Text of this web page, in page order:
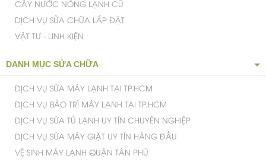
CÂY NƯỚC NÓNG LẠNH CŨ
DỊCH VỤ SỬA CHỮA LẮP ĐẶT
VẬT TƯ - LINH KIỆN
DANH MỤC SỬA CHỮA
DỊCH VỤ SỬA MÁY LẠNH TẠI TP.HCM
DỊCH VỤ BẢO TRÌ MÁY LẠNH TẠI TP.HCM
DỊCH VỤ SỬA TỦ LẠNH UY TÍN CHUYÊN NGHIỆP
DỊCH VỤ SỬA MÁY GIẶT UY TÍN HÀNG ĐẦU
VỆ SINH MÁY LẠNH QUẬN TÂN PHÚ